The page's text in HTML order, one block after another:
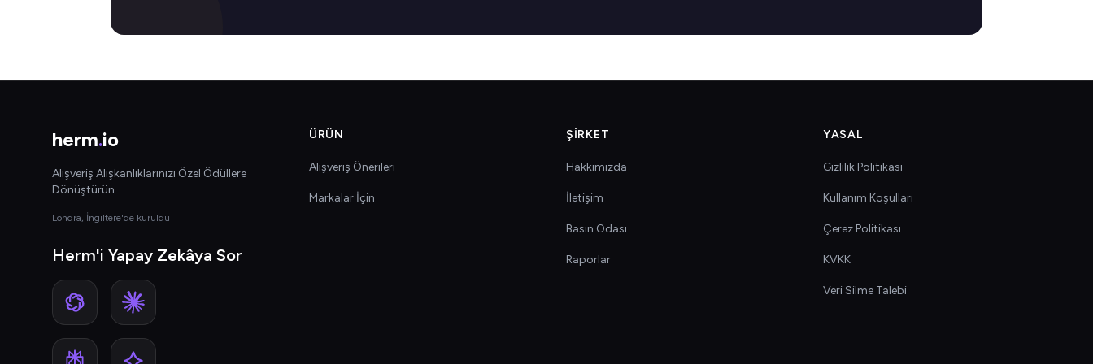
herm.io
Alışveriş Alışkanlıklarınızı Özel Ödüllere
Dönüştürün
Londra, İngiltere'de kuruldu
Herm'i Yapay Zekâya Sor
ÜRÜN
Alışveriş Önerileri
Markalar İçin
ŞIRKET
Hakkımızda
İletişim
Basın Odası
Raporlar
YASAL
Gizlilik Politikası
Kullanım Koşulları
Çerez Politikası
KVKK
Veri Silme Talebi